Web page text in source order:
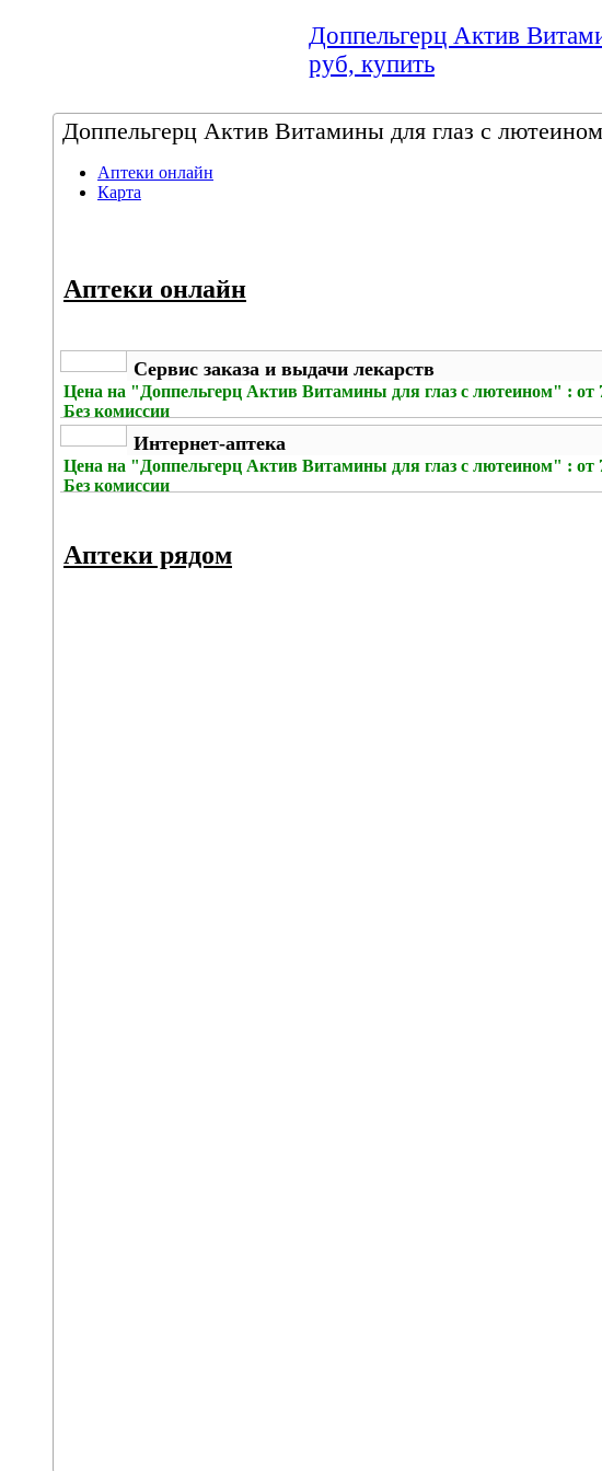
Доппельгерц Актив
руб, купить
Доппельгерц Актив Витамины для глаз с
Аптеки онлайн
Карта
Аптеки онлайн
Сервис заказа и выдачи лекарств
Цена на "Доппельгерц Актив Витамины для глаз с лютеином" : от
Без комиссии
Интернет-аптека
Цена на "Доппельгерц Актив Витамины для глаз с лютеином" : от
Без комиссии
Аптеки рядом